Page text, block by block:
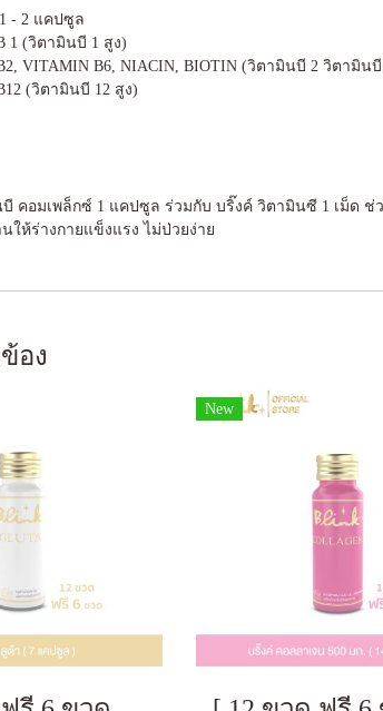
- 2 แคปซูล
1 (วิตามินบี 1 สูง)
VITAMIN B6, NIACIN, BIOTIN (วิตามินบี 2 วิตามิน
(วิตามินบี 12 สูง)
คอมเพล็กซ์ 1 แคปซูล ร่วมกับ บริ๊งค์ วิตามินซี 1 เม็ด ช่ว
ให้ร่างกายแข็งแรง ไม่ป่วยง่าย
อง
New